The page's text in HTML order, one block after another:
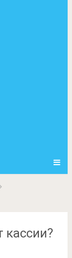
кассии?